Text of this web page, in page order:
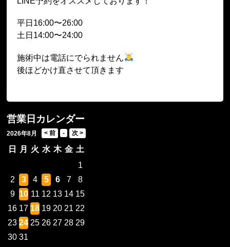
平日16:00〜26:00
土日14:00〜24:00
施術中は電話にでられません
後ほどかけ直させて頂きます
営業日カレンダー
2026年8月
日 月 火 水 木 金 土
1
2
3 4 5 6 7
8
9 10 11 12 13 14 15
16 17 18 19 20 21 22
23 24 25 26 27 28 29
30 31